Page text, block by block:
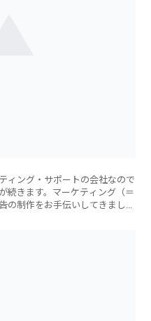
ィング・サポートの会社なので
続きます。マーケティング（＝
の制作をお手伝いしてきました